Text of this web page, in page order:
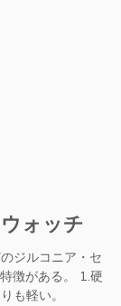
ォッチ
ジルコニア・セ
徴がある。 1.硬
も軽い。